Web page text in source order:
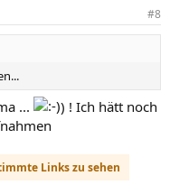
#8
...
) ! Ich hätt noch
Links zu sehen